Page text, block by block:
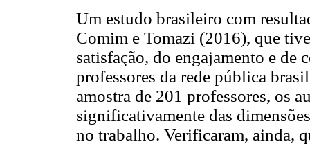
Um estudo brasileiro com
Comim e Tomazi (2016), que
satisfação, do engajamento e de
professores da rede pública
amostra de 201 professores, os
significativamente das
no trabalho. Verificaram, ainda,